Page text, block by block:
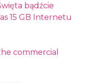
bądźcie
15 GB Internetu
commercial